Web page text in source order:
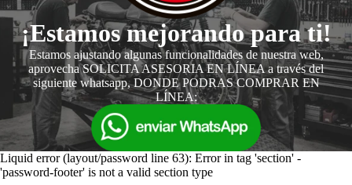
¡Estamos mejorando para ti!
Estamos ajustando algunas funcionalidades de nuestra web,
aprovecha SOLICITA ASESORIA EN LÍNEA a través del
siguiente whatsapp, DONDE PODRAS COMPRAR EN
LÍNEA:
Liquid error (layout/password line 63): Error in tag 'section' -
'password-footer' is not a valid section type